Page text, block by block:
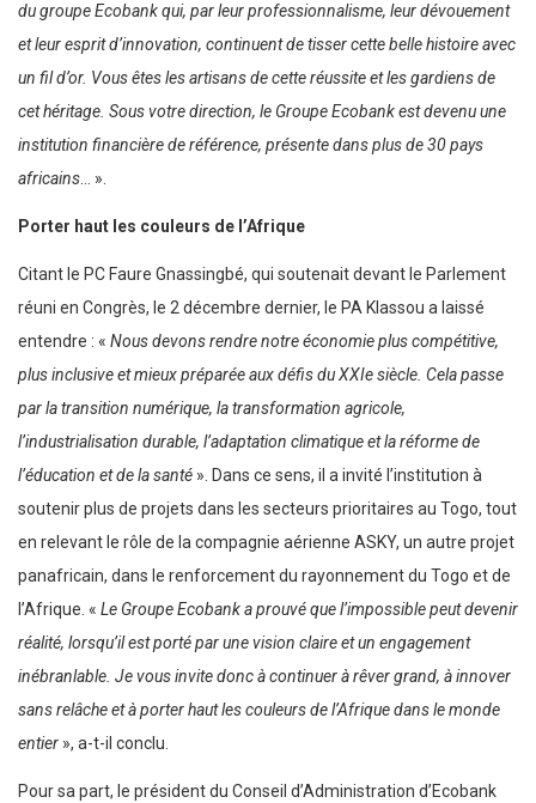
du groupe Ecobank qui, par leur professionnalisme, leur dévouement
et leur esprit d’innovation, continuent de tisser cette belle histoire avec
un fil d’or. Vous êtes les artisans de cette réussite et les gardiens de
cet héritage. Sous votre direction, le Groupe Ecobank est devenu une
institution financière de référence, présente dans plus de 30 pays
africains … ».
Porter haut les couleurs de l’Afrique
Citant le PC Faure Gnassingbé, qui soutenait devant le Parlement
réuni en Congrès, le 2 décembre dernier, le PA Klassou a laissé
entendre : « Nous devons rendre notre économie plus compétitive,
plus inclusive et mieux préparée aux défis du XXIe siècle. Cela passe
par la transition numérique, la transformation agricole,
l’industrialisation durable, l’adaptation climatique et la réforme de
l’éducation et de la santé ». Dans ce sens, il a invité l’institution à
soutenir plus de projets dans les secteurs prioritaires au Togo, tout
en relevant le rôle de la compagnie aérienne ASKY, un autre projet
panafricain, dans le renforcement du rayonnement du Togo et de
l’Afrique. « Le Groupe Ecobank a prouvé que l’impossible peut devenir
réalité, lorsqu’il est porté par une vision claire et un engagement
inébranlable. Je vous invite donc à continuer à rêver grand, à innover
sans relâche et à porter haut les couleurs de l’Afrique dans le monde
entier », a-t-il conclu.
Pour sa part, le président du Conseil d’Administration d’Ecobank